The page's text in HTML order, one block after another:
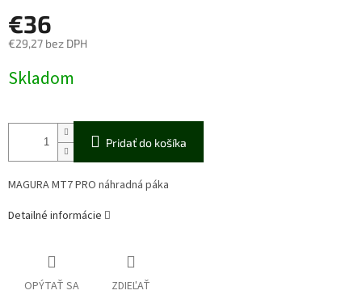
€36
€29,27 bez DPH
cena:
Skladom
Pridať do košíka
MAGURA MT7 PRO náhradná páka
Detailné informácie
OPÝTAŤ SA ZDIEĽAŤ